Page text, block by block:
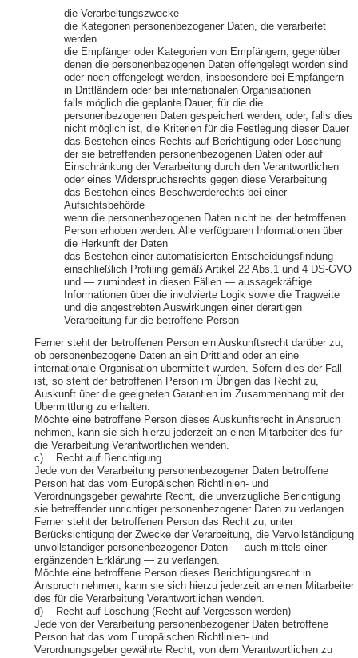
die Verarbeitungszwecke
die Kategorien personenbezogener Daten, die verarbeitet
werden
die Empfänger oder Kategorien von Empfängern, gegenüber
denen die personenbezogenen Daten offengelegt worden sind
oder noch offengelegt werden, insbesondere bei Empfängern
in Drittländern oder bei internationalen Organisationen
falls möglich die geplante Dauer, für die die
personenbezogenen Daten gespeichert werden, oder, falls dies
nicht möglich ist, die Kriterien für die Festlegung dieser Dauer
das Bestehen eines Rechts auf Berichtigung oder Löschung
der sie betreffenden personenbezogenen Daten oder auf
Einschränkung der Verarbeitung durch den Verantwortlichen
oder eines Widerspruchsrechts gegen diese Verarbeitung
das Bestehen eines Beschwerderechts bei einer
Aufsichtsbehörde
wenn die personenbezogenen Daten nicht bei der betroffenen
Person erhoben werden: Alle verfügbaren Informationen über
die Herkunft der Daten
das Bestehen einer automatisierten Entscheidungsfindung
einschließlich Profiling gemäß Artikel 22 Abs.1 und 4 DS-GVO
und — zumindest in diesen Fällen — aussagekräftige
Informationen über die involvierte Logik sowie die Tragweite
und die angestrebten Auswirkungen einer derartigen
Verarbeitung für die betroffene Person
Ferner steht der betroffenen Person ein Auskunftsrecht darüber zu,
ob personenbezogene Daten an ein Drittland oder an eine
internationale Organisation übermittelt wurden. Sofern dies der Fall
ist, so steht der betroffenen Person im Übrigen das Recht zu,
Auskunft über die geeigneten Garantien im Zusammenhang mit der
Übermittlung zu erhalten.
Möchte eine betroffene Person dieses Auskunftsrecht in Anspruch
nehmen, kann sie sich hierzu jederzeit an einen Mitarbeiter des für
die Verarbeitung Verantwortlichen wenden.
c) Recht auf Berichtigung
Jede von der Verarbeitung personenbezogener Daten betroffene
Person hat das vom Europäischen Richtlinien- und
Verordnungsgeber gewährte Recht, die unverzügliche Berichtigung
sie betreffender unrichtiger personenbezogener Daten zu verlangen.
Ferner steht der betroffenen Person das Recht zu, unter
Berücksichtigung der Zwecke der Verarbeitung, die Vervollständigung
unvollständiger personenbezogener Daten — auch mittels einer
ergänzenden Erklärung — zu verlangen.
Möchte eine betroffene Person dieses Berichtigungsrecht in
Anspruch nehmen, kann sie sich hierzu jederzeit an einen Mitarbeiter
des für die Verarbeitung Verantwortlichen wenden.
d) Recht auf Löschung (Recht auf Vergessen werden)
Jede von der Verarbeitung personenbezogener Daten betroffene
Person hat das vom Europäischen Richtlinien- und
Verordnungsgeber gewährte Recht, von dem Verantwortlichen zu